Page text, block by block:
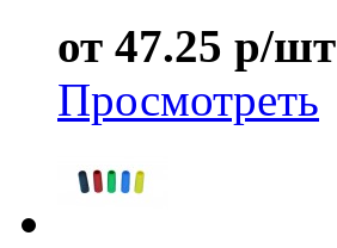
от 47.25 р/шт
Просмотреть